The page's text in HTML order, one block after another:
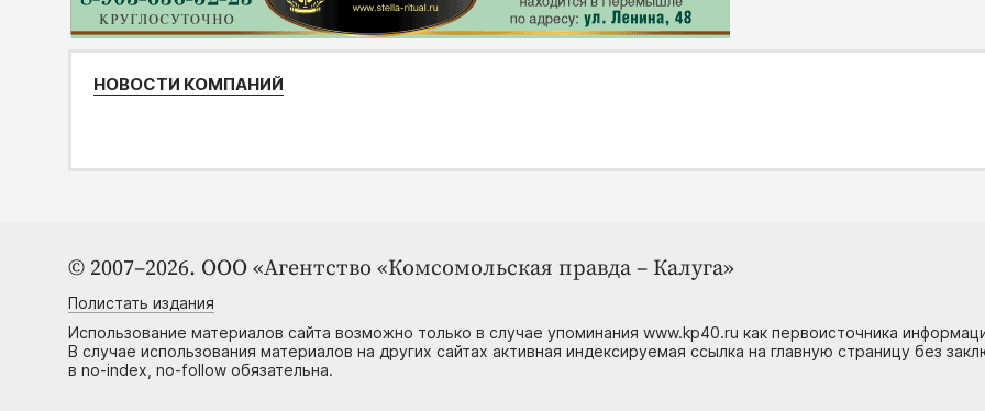
НОВОСТИ КОМПАНИЙ
© 2007–2026. ООО «Агентство «Комсомольская правда – Калуга»
Полистать издания
Использование материалов сайта возможно только в случае упоминания www.kp40.ru как первоисточника
В случае использования материалов на других сайтах активная индексируемая ссылка на главную страницу без
в no-index, no-follow обязательна.